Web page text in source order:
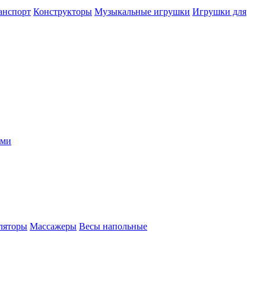
Конструкторы Музыкальные игрушки Игрушки для
Массажеры Весы напольные